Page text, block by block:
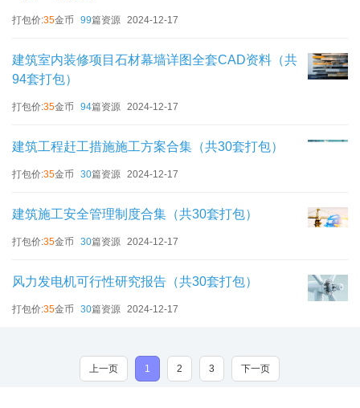
打包价:35金币 99篇资源 2024-12-17
建筑室内装修项目石材幕墙详图全套CAD资料（共
94套打包）
打包价:35金币 94篇资源 2024-12-17
建筑工程赶工措施施工方案合集（共30套打包）
打包价:35金币 30篇资源 2024-12-17
建筑施工安全管理制度合集（共30套打包）
打包价:35金币 30篇资源 2024-12-17
风力发电机可行性研究报告（共30套打包）
打包价:35金币 30篇资源 2024-12-17
上一页 1 2 3 下一页